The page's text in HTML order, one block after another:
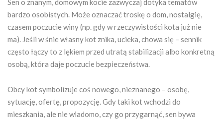
bardzo osobistych. Może oznaczać troskę o dom, nostalgię,
czasem poczucie winy (np. gdy w rzeczywistości kota już nie
ma). Jeśli w śnie własny kot znika, ucieka, chowa się – sennik
często łączy to z lękiem przed utratą stabilizacji albo konkretną
osobą, która daje poczucie bezpieczeństwa.
Obcy kot symbolizuje coś nowego, nieznanego – osobę,
sytuację, ofertę, propozycję. Gdy taki kot wchodzi do
mieszkania, ale nie wiadomo, czy go przygarnąć, sen bywa